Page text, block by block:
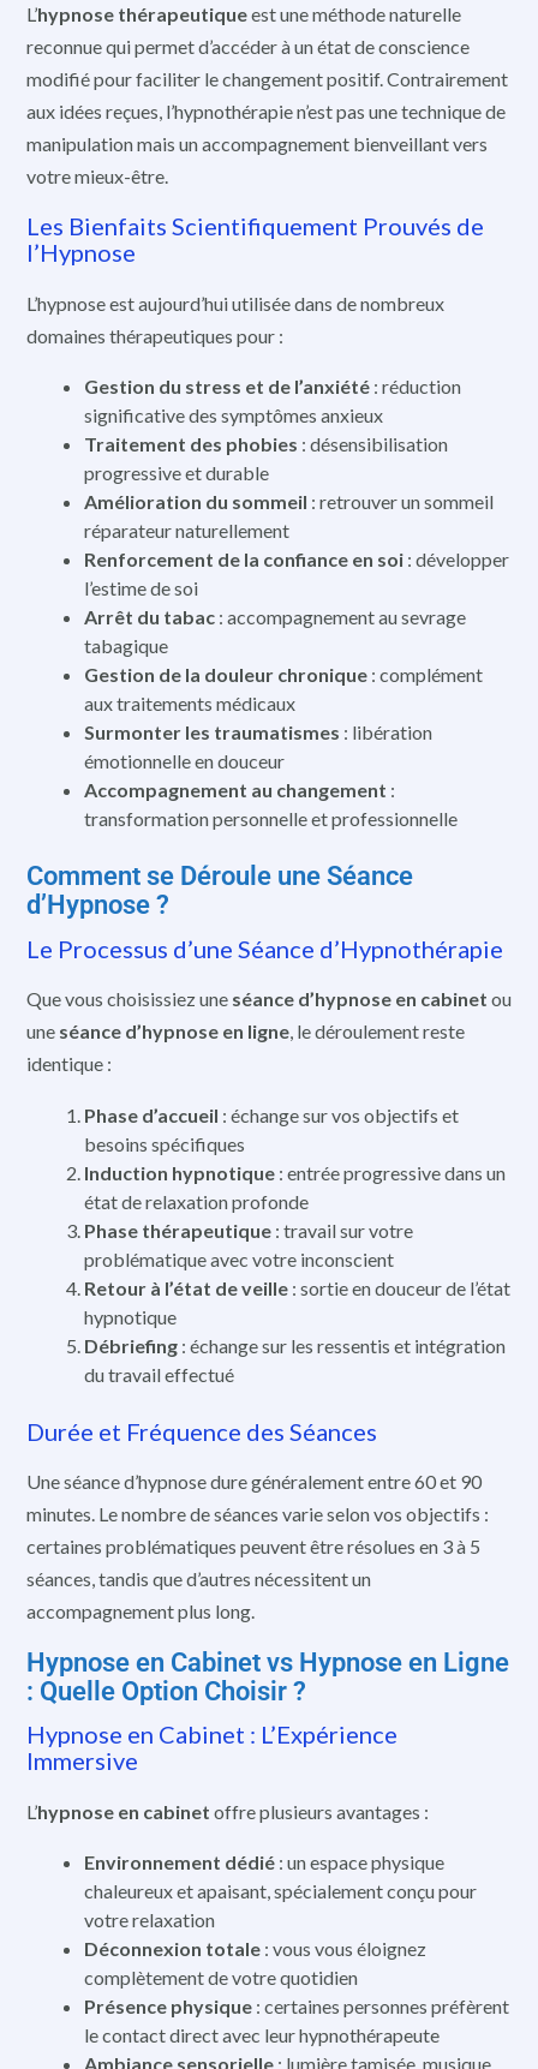
L’hypnose thérapeutiqueest une méthode naturelle
reconnue qui permet d’accéder à un état de conscience
modifié pour faciliter le changement positif. Contrairement
aux idées reçues, l’hypnothérapie n’est pas une technique de
manipulation mais un accompagnement bienveillant vers
votre mieux-être.
Les Bienfaits Scientifiquement Prouvés de
l’Hypnose
L’hypnose est aujourd’hui utilisée dans de nombreux
domaines thérapeutiques pour :
Gestion du stress et de l’anxiété : réduction
significative des symptômes anxieux
Traitement des phobies : désensibilisation
progressive et durable
Amélioration du sommeil : retrouver un sommeil
réparateur naturellement
Renforcement de la confiance en soi : développer
l’estime de soi
Arrêt du tabac : accompagnement au sevrage
tabagique
Gestion de la douleur chronique : complément
aux traitements médicaux
Surmonter les traumatismes : libération
émotionnelle en douceur
Accompagnement au changement :
transformation personnelle et professionnelle
Comment se Déroule une Séance
d’Hypnose ?
Le Processus d’une Séance d’Hypnothérapie
Que vous choisissiez une séance d’hypnose en cabinet ou
une séance d’hypnose en ligne, le déroulement reste
identique :
Phase d’accueil : échange sur vos objectifs et
besoins spécifiques
Induction hypnotique : entrée progressive dans un
état de relaxation profonde
Phase thérapeutique : travail sur votre
problématique avec votre inconscient
Retour à l’état de veille : sortie en douceur de l’état
hypnotique
Débriefing : échange sur les ressentis et intégration
du travail effectué
Durée et Fréquence des Séances
Une séance d’hypnose dure généralement entre 60 et 90
minutes. Le nombre de séances varie selon vos objectifs :
certaines problématiques peuvent être résolues en 3 à 5
séances, tandis que d’autres nécessitent un
accompagnement plus long.
Hypnose en Cabinet vs Hypnose en Ligne
: Quelle Option Choisir ?
Hypnose en Cabinet : L’Expérience
Immersive
L’hypnose en cabinet offre plusieurs avantages :
Environnement dédié : un espace physique
chaleureux et apaisant, spécialement conçu pour
votre relaxation
Déconnexion totale : vous vous éloignez
complètement de votre quotidien
Présence physique : certaines personnes préfèrent
le contact direct avec leur hypnothérapeute
Ambiance sensorielle : lumière tamisée, musique